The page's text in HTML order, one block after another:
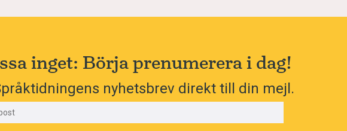
inget: Börja prenumerera i dag!
nyhetsbrev direkt till din mejl.